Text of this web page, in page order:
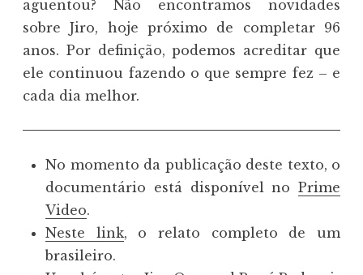
aguentou? Não encontramos novidades
sobre Jiro, hoje próximo de completar 96
anos. Por definição, podemos acreditar que
ele continuou fazendo o que sempre fez – e
cada dia melhor.
No momento da publicação deste texto, o
documentário está disponível no Prime
Video.
Neste link, o relato completo de um
brasileiro.